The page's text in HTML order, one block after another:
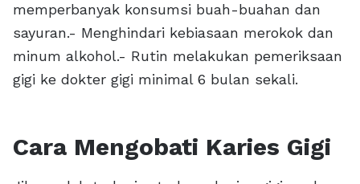
memperbanyak konsumsi buah-buahan dan
sayuran.- Menghindari kebiasaan merokok dan
minum alkohol.- Rutin melakukan pemeriksaan
gigi ke dokter gigi minimal 6 bulan sekali.
Cara Mengobati Karies Gigi